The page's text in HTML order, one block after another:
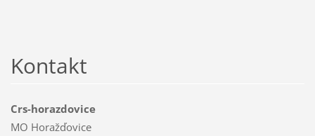
Kontakt
Crs-horazdovice
MO Horažďovice